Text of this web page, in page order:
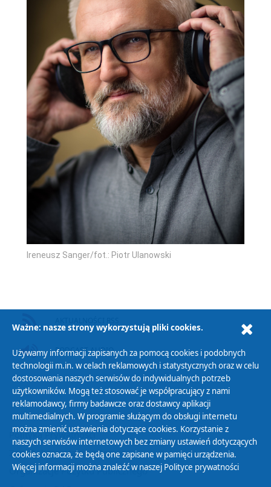
Ireneusz Sanger/fot.: Piotr Ulanowski
PODCAST AUDIO
Polityka Prywatności
Zasady korzystania z Serwisu
Organizacje Pożytku Publicznego
Ważne: nasze strony wykorzystują pliki cookies.
Używamy informacji zapisanych za pomocą cookies i podobnych
technologii m.in. w celach reklamowych i statystycznych oraz w celu
dostosowania naszych serwisów do indywidualnych potrzeb
użytkowników. Mogą też stosować je współpracujący z nami
reklamodawcy, firmy badawcze oraz dostawcy aplikacji
multimedialnych. W programie służącym do obsługi internetu
można zmienić ustawienia dotyczące cookies. Korzystanie z
naszych serwisów internetowych bez zmiany ustawień dotyczących
cookies oznacza, że będą one zapisane w pamięci urządzenia.
Więcej informacji można znaleźć w naszej Polityce prywatności